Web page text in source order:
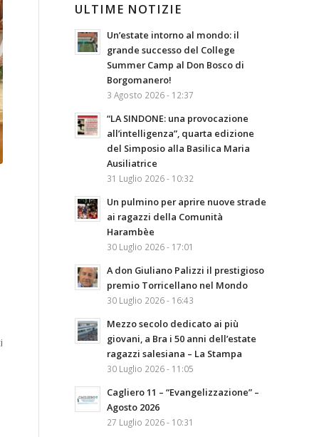
ULTIME NOTIZIE
Un’estate intorno al mondo: il
grande successo del College
Summer Camp al Don Bosco di
Borgomanero!
3 Agosto 2026 - 12:37
“LA SINDONE: una provocazione
all’intelligenza”, quarta edizione
del Simposio alla Basilica Maria
Ausiliatrice
31 Luglio 2026 - 10:32
Un pulmino per aprire nuove strade
ai ragazzi della Comunità
Harambèe
30 Luglio 2026 - 17:01
A don Giuliano Palizzi il prestigioso
premio Torricellano nel Mondo
30 Luglio 2026 - 16:43
Mezzo secolo dedicato ai più
giovani, a Bra i 50 anni dell’estate
ragazzi salesiana – La Stampa
30 Luglio 2026 - 11:05
Cagliero 11 – “Evangelizzazione” –
Agosto 2026
27 Luglio 2026 - 10:31